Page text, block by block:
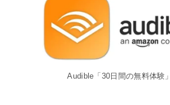
Audible「30日間の無料体験